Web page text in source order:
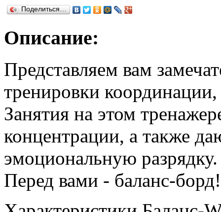
Поделиться…
Описание:
Представляем вам
тренировки
Занятия на этом
концентрации, а также
эмоциональную разрядку.
Перед вами - баланс-борд!